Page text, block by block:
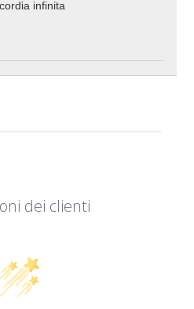
infinita
dei clienti